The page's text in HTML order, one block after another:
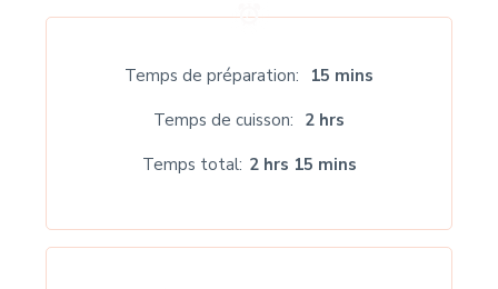
Temps de préparation
15 mins
Temps de cuisson
2 hrs
Temps total 2 hrs 15 mins